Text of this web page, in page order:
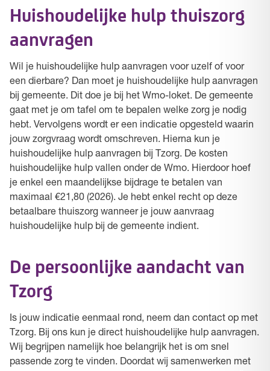
Huishoudelijke hulp thuiszorg
aanvragen
Wil je huishoudelijke hulp aanvragen voor uzelf of voor
een dierbare? Dan moet je huishoudelijke hulp aanvragen
bij gemeente. Dit doe je bij het Wmo-loket. De gemeente
gaat met je om tafel om te bepalen welke zorg je nodig
hebt. Vervolgens wordt er een indicatie opgesteld waarin
jouw zorgvraag wordt omschreven. Hierna kun je
huishoudelijke hulp aanvragen bij Tzorg. De kosten
huishoudelijke hulp vallen onder de Wmo. Hierdoor hoef
je enkel een maandelijkse bijdrage te betalen van
maximaal €21,80 (2026). Je hebt enkel recht op deze
betaalbare thuiszorg wanneer je jouw aanvraag
huishoudelijke hulp bij de gemeente indient.
De persoonlijke aandacht van
Tzorg
Is jouw indicatie eenmaal rond, neem dan contact op met
Tzorg. Bij ons kun je direct huishoudelijke hulp aanvragen.
Wij begrijpen namelijk hoe belangrijk het is om snel
passende zorg te vinden. Doordat wij samenwerken met